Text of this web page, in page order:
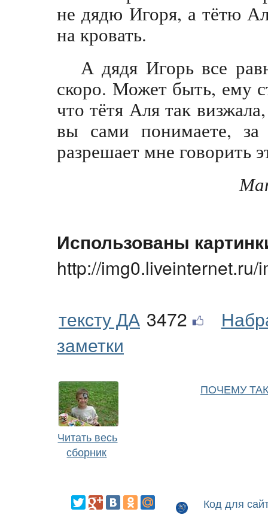
не дядю Игоря, а тётю
на кровать.
А дядя Игорь все
скоро. Может быть, ему
что тётя Аля так
вы сами понимаете,
разрешает мне говорить
Использованы
http://img0.liveinternet.ru/
тексту ДА 3472
заметки
Читать весь
сборник
ПОЧЕМУ
Код для